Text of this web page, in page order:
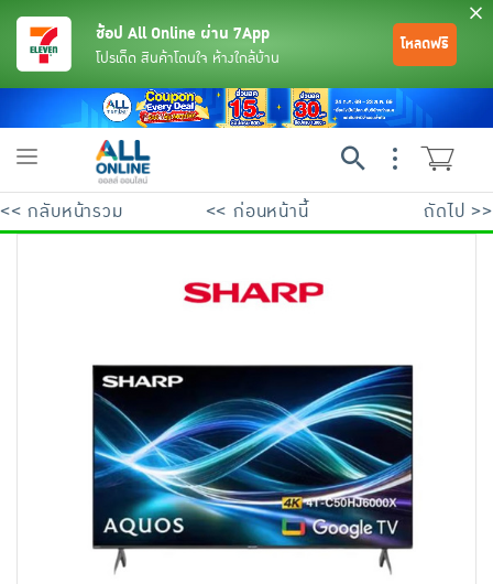
เครื่องดื่มและผงชงดื่ม
เครื่องปรุงรสและของแห้ง
ขนมขบเคี้ยว และช็อคโกแลต
พระเครื่อง test pop
ช้อป All Online ผ่าน 7App
โปรเด็ด สินค้าโดนใจ ห้างใกล้บ้าน
โหลดฟรี
Toggle
<< กลับหน้ารวม << ก่อนหน้านี้ ถัดไป >>